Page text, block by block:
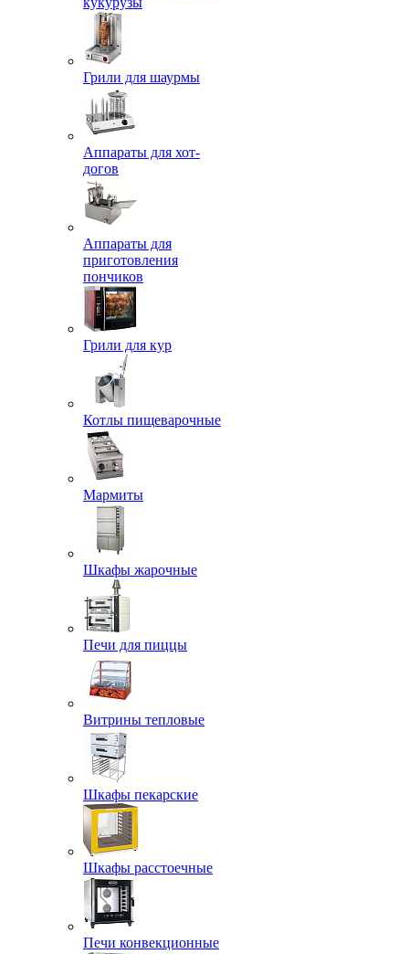
Грили для шаурмы
Аппараты для хот-
догов
Аппараты для
приготовления
пончиков
Грили для кур
Котлы пищеварочные
Мармиты
Шкафы жарочные
Печи для пиццы
Витрины тепловые
Шкафы пекарские
Шкафы расстоечные
Печи конвекционные